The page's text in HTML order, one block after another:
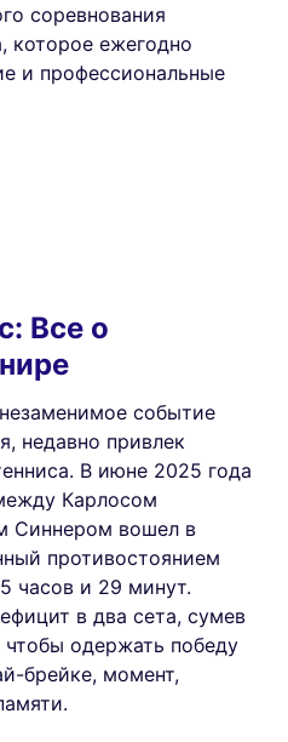
соревнования
которое ежегодно
и профессиональные
Все о
событие
недавно привлек
В июне 2025 года
Карлосом
Синнером вошел в
противостоянием
часов и 29 минут.
в два сета, сумев
одержать победу
брейке, момент,